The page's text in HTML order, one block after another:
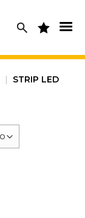
| STRIP LED